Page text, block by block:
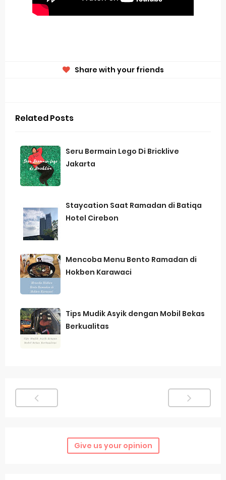
Share with your friends
Related Posts
Seru Bermain Lego Di Bricklive
Jakarta
Staycation Saat Ramadan di Batiqa
Hotel Cirebon
Mencoba Menu Bento Ramadan di
Hokben Karawaci
Tips Mudik Asyik dengan Mobil Bekas
Berkualitas
Give us your opinion